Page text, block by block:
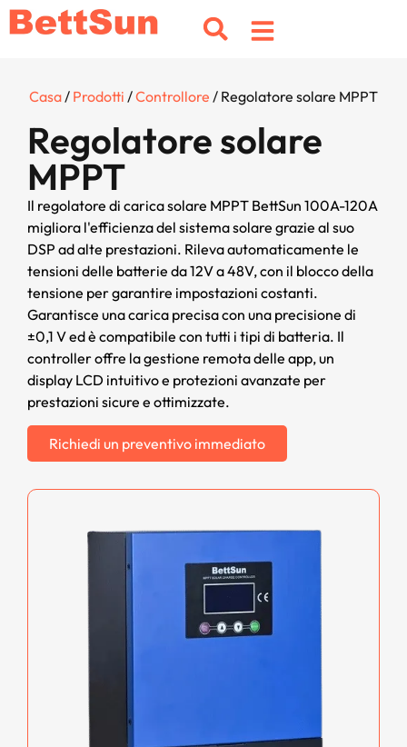
Casa/ Prodotti /Controllore / Regolatore solare MPPT
Regolatore solare
MPPT
Il regolatore di carica solare MPPT BettSun 100A-120A
migliora l'efficienza del sistema solare grazie al suo
DSP ad alte prestazioni. Rileva automaticamente le
tensioni delle batterie da 12V a 48V, con il blocco della
tensione per garantire impostazioni costanti.
Garantisce una carica precisa con una precisione di
±0,1 V ed è compatibile con tutti i tipi di batteria. Il
controller offre la gestione remota delle app, un
display LCD intuitivo e protezioni avanzate per
prestazioni sicure e ottimizzate.
Richiedi un preventivo immediato